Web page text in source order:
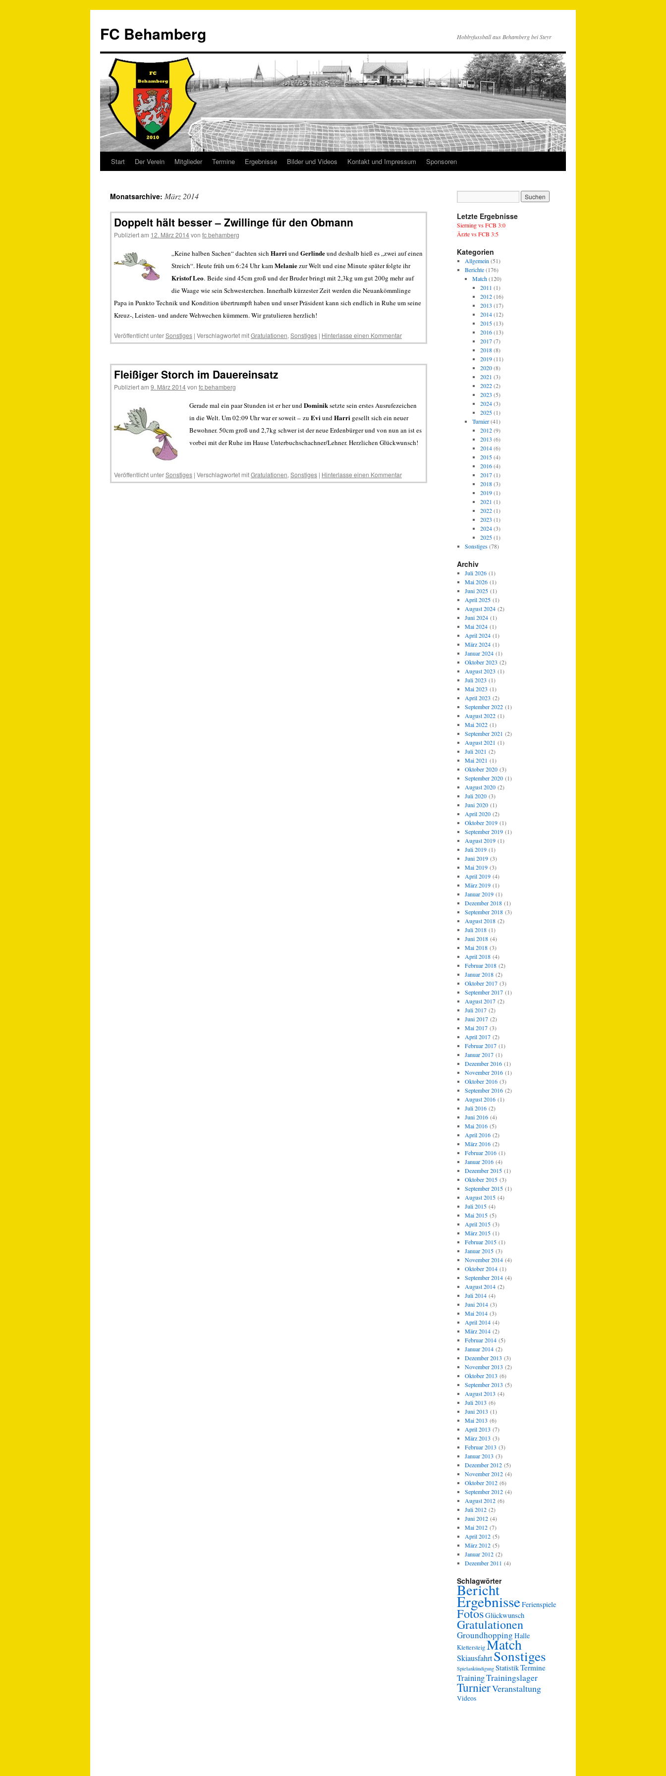
FC Behamberg Hobbyfussball aus Behamberg bei Steyr
Start Der Verein Mitglieder Termine Ergebnisse Bilder und Videos Kontakt und Impressum Sponsoren
Monatsarchive: März 2014
Doppelt hält besser – Zwillinge für den Obmann
Publiziert am 12. März 2014von fc behamberg
„Keine halben Sachen“ dachten sich HarriundGerlindeund deshalb hieß es „zwei auf einen
Streich“. Heute früh um 6:24 Uhr kamMelaniezur Welt und eine Minute später folgte ihr
Kristof Leo. Beide sind 45cm groß und der Bruder bringt mit 2,3kg um gut 200g mehr auf
die Waage wie sein Schwesterchen. Innerhalb kürzester Zeit werden die Neuankömmlinge
Papa in Punkto Technik und Kondition übertrumpft haben und unser Präsident kann sich endlich in Ruhe um seine
Kreuz-, Leisten- und andere Wehwechen kümmern. Wir gratulieren herzlich!
Veröffentlicht unterSonstiges | Verschlagwortet mitGratulationen, Sonstiges | Hinterlasse einen Kommentar
Fleißiger Storch im Dauereinsatz
Publiziert am 9. März 2014von fc behamberg
Gerade mal ein paar Stunden ist er her undDominiksetzte sein erstes Ausrufezeichen
in die Welt. Um 02:09 Uhr war er soweit – zu EviundHarri gesellt sich ein neuer
Bewohner. 50cm groß und 2,7kg schwer ist der neue Erdenbürger und von nun an ist es
vorbei mit der Ruhe im Hause Unterbuchschachner/Lehner. Herzlichen Glückwunsch!
Veröffentlicht unterSonstiges | Verschlagwortet mitGratulationen, Sonstiges | Hinterlasse einen Kommentar
Letzte Ergebnisse
Sierning vs FCB 3:0
Ärzte vs FCB 3:5
Kategorien
Allgemein (51)
Berichte(176)
Match(120)
2011 (1)
2012(16)
2013 (17)
2014(12)
2015(13)
2016(13)
2017(7)
2018(8)
2019(11)
2020(8)
2021 (3)
2022(2)
2023 (5)
2024(3)
2025(1)
Turnier(41)
2012(9)
2013 (6)
2014(6)
2015(4)
2016(4)
2017(1)
2018(3)
2019(1)
2021 (1)
2022(1)
2023 (1)
2024(3)
2025(1)
Sonstiges(78)
Archiv
Juli 2026(1)
Mai 2026(1)
Juni 2025(1)
April 2025(1)
August 2024(2)
Juni 2024(1)
Mai 2024(1)
April 2024(1)
März 2024(1)
Januar 2024(1)
Oktober 2023 (2)
August 2023 (1)
Juli 2023 (1)
Mai 2023 (1)
April 2023 (2)
September 2022(1)
August 2022(1)
Mai 2022(1)
September 2021 (2)
August 2021 (1)
Juli 2021 (2)
Mai 2021 (1)
Oktober 2020(3)
September 2020(1)
August 2020(2)
Juli 2020(3)
Juni 2020(1)
April 2020(2)
Oktober 2019(1)
September 2019(1)
August 2019(1)
Juli 2019(1)
Juni 2019(3)
Mai 2019(3)
April 2019(4)
März 2019(1)
Januar 2019(1)
Dezember 2018(1)
September 2018(3)
August 2018(2)
Juli 2018(1)
Juni 2018(4)
Mai 2018(3)
April 2018(4)
Februar 2018(2)
Januar 2018(2)
Oktober 2017(3)
September 2017(1)
August 2017(2)
Juli 2017(2)
Juni 2017(2)
Mai 2017(3)
April 2017(2)
Februar 2017(1)
Januar 2017(1)
Dezember 2016(1)
November 2016(1)
Oktober 2016(3)
September 2016(2)
August 2016(1)
Juli 2016(2)
Juni 2016(4)
Mai 2016(5)
April 2016(2)
März 2016(2)
Februar 2016(1)
Januar 2016(4)
Dezember 2015(1)
Oktober 2015(3)
September 2015(1)
August 2015(4)
Juli 2015(4)
Mai 2015(5)
April 2015(3)
März 2015(1)
Februar 2015(1)
Januar 2015(3)
November 2014(4)
Oktober 2014(1)
September 2014(4)
August 2014(2)
Juli 2014(4)
Juni 2014(3)
Mai 2014(3)
April 2014(4)
März 2014(2)
Februar 2014(5)
Januar 2014(2)
Dezember 2013 (3)
November 2013 (2)
Oktober 2013 (6)
September 2013 (5)
August 2013 (4)
Juli 2013 (6)
Juni 2013 (1)
Mai 2013 (6)
April 2013 (7)
März 2013 (3)
Februar 2013 (3)
Januar 2013 (3)
Dezember 2012(5)
November 2012(4)
Oktober 2012(6)
September 2012(4)
August 2012(6)
Juli 2012(2)
Juni 2012(4)
Mai 2012(7)
April 2012(5)
März 2012(5)
Januar 2012(2)
Dezember 2011 (4)
Schlagwörter
Bericht
ErgebnisseFerienspiele
FotosGlückwunsch
Gratulationen
Groundhopping Halle
KlettersteigMatch
SkiausfahrtSonstiges
Spielankündigung StatistikTermine
TrainingTrainingslager
TurnierVeranstaltung
Videos